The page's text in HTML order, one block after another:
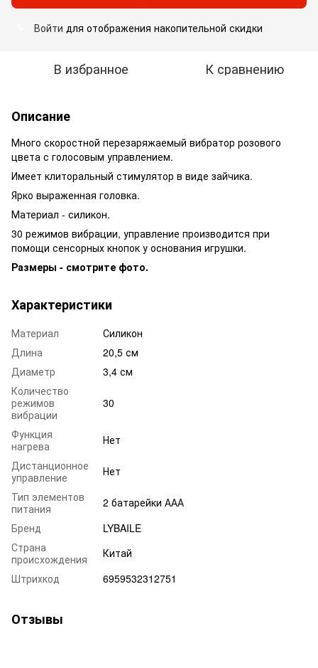
Войти для отображения накопительной скидки
В избранное К сравнению
Описание
Много скоростной перезаряжаемый вибратор розового
цвета с голосовым управлением.
Имеет клиторальный стимулятор в виде зайчика.
Ярко выраженная головка.
Материал - силикон.
30 режимов вибрации, управление производится при
помощи сенсорных кнопок у основания игрушки.
Размеры - смотрите фото.
Характеристики
Материал
Силикон
Длина
20,5 см
Диаметр
3,4 см
Количество
режимов
вибрации
30
Функция
нагрева
Нет
Дистанционное
управление
Нет
Тип элементов
питания
2 батарейки ААА
Бренд
LYBAILE
Страна
происхождения
Китай
Штрихкод
6959532312751
Отзывы